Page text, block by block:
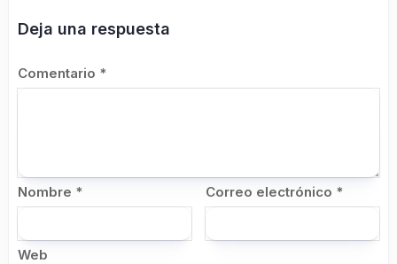
Deja una respuesta
Comentario *
Nombre * Correo electrónico *
Web